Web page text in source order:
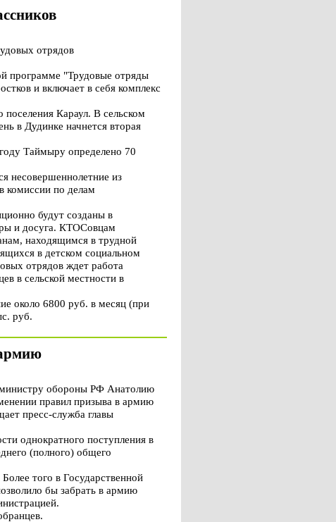
отрядов
программе "Трудовые отряды
и включает в себя комплекс
поселения Караул. В сельском
в Дудинке начнется вторая
Таймыру определено 70
несовершеннолетние из
комиссии по делам
будут созданы в
и досуга. КТОСовцам
находящимся в трудной
в детском социальном
отрядов ждет работа
в сельской местности в
около 6800 руб. в месяц (при
руб.
обороны РФ Анатолию
правил призыва в армию
пресс-служба главы
однократного поступления в
(полного) общего
того в Государственной
бы забрать в армию